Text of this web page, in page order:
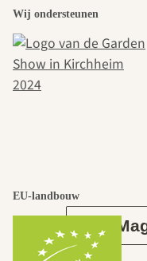
Over
Wij ondersteunen
EU-landbouw